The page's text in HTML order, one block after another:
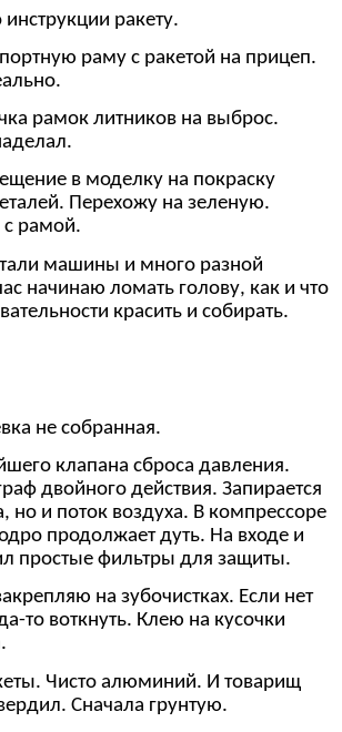
ракету.
раму с ракетой на прицеп.
рамок литников на выброс.
в моделку на покраску
Перехожу на зеленую.
рамой.
машины и много разной
начинаю ломать голову, как и что
красить и собирать.
не собранная.
клапана сброса давления.
двойного действия. Запирается
но и поток воздуха. В компрессоре
продолжает дуть. На входе и
простые фильтры для защиты.
на зубочистках. Если нет
то воткнуть. Клею на кусочки
Чисто алюминий. И товарищ
Сначала грунтую.